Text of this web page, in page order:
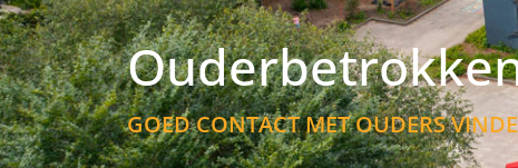
GOED CONTACT MET OUDERS